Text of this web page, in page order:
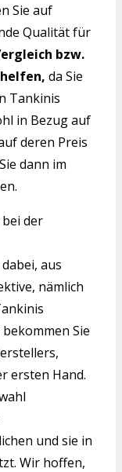
Sie auf
Qualität für
bzw.
da Sie
Tankinis
in Bezug auf
deren Preis
dann im
der
aus
nämlich
Sie
ersten Hand.
und sie in
Wir hoffen,